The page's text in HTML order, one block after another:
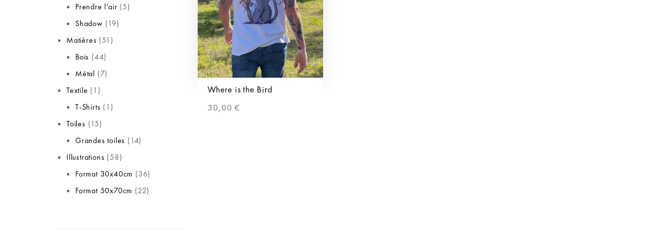
Prendre l’air 5
Shadow
19
Matières
51
Bois
44
Métal
7
Textile
1
T-Shirts
1
Toiles
15
Grandes toiles
14
Illustrations
58
Format 30x40cm
36
Format 50x70cm
22
Where is the Bird
30,00 €